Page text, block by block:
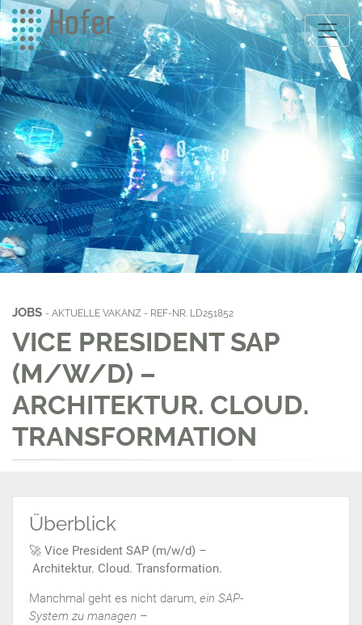
JOBS - AKTUELLE VAKANZ - REF-NR. LD251852
VICE PRESIDENT SAP
(M/W/D) –
ARCHITEKTUR. CLOUD.
TRANSFORMATION
Überblick
🚀 Vice President SAP (m/w/d) –
Architektur. Cloud. Transformation.
Manchmal geht es nicht darum, ein SAP-
System zu managen –